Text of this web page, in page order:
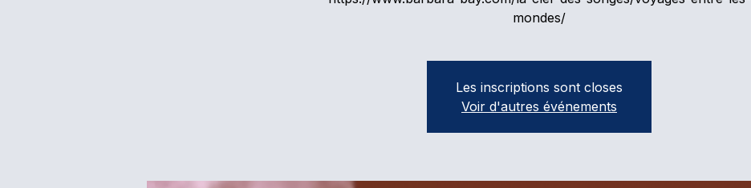
mondes/
Les inscriptions sont closes
Voir d'autres événements